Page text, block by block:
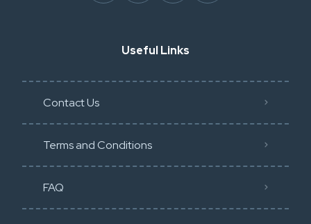
Useful Links
Contact Us
Terms and Conditions
FAQ